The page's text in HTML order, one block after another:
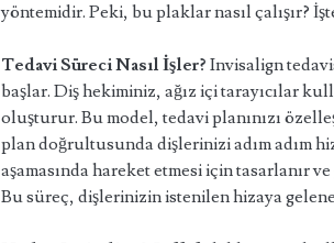
yöntemidir. Peki, bu plaklar nasıl çalışır?
Tedavi Süreci Nasıl İşler? Invisalign
başlar. Diş hekiminiz, ağız içi tarayıcılar
oluşturur. Bu model, tedavi planınızı
plan doğrultusunda dişlerinizi adım adım
aşamasında hareket etmesi için tasarlanır
Bu süreç, dişlerinizin istenilen hizaya